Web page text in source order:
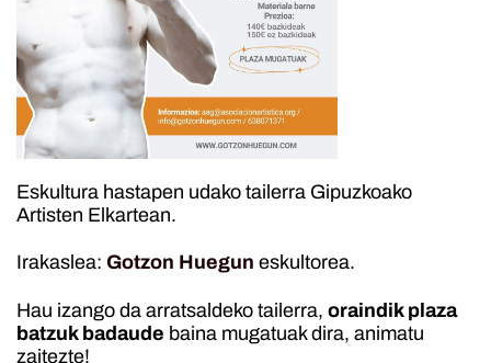
Eskultura hastapen udako tailerra Gipuzkoako
Artisten Elkartean.
Irakaslea: Gotzon Huegun eskultorea.
Hau izango da arratsaldeko tailerra, oraindik plaza
batzuk badaude baina mugatuak dira, animatu
zaitezte!